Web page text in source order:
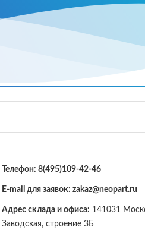
Телефон: 8(495)109-42-46
E-mail для заявок: zakaz@neopart.ru
Адрес склада и офиса: 141031
Заводская, строение 3Б